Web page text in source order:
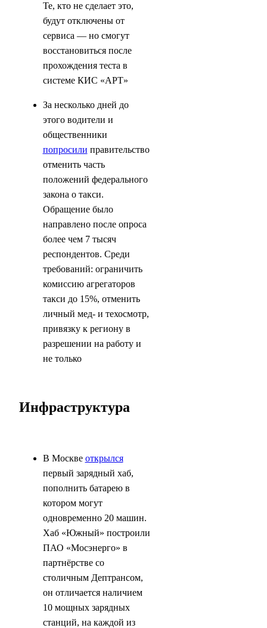
Те, кто не сделает это,
будут отключены от
сервиса — но смогут
восстановиться после
прохождения теста в
системе КИС «АРТ»
За несколько дней до
этого водители и
общественники
попросили правительство
отменить часть
положений федерального
закона о такси.
Обращение было
направлено после опроса
более чем 7 тысяч
респондентов. Среди
требований: ограничить
комиссию агрегаторов
такси до 15%, отменить
личный мед- и техосмотр,
привязку к региону в
разрешении на работу и
не только
Инфраструктура
В Москве открылся
первый зарядный хаб,
пополнить батарею в
котором могут
одновременно 20 машин.
Хаб «Южный» построили
ПАО «Мосэнерго» в
партнёрстве со
столичным Дептрансом,
он отличается наличием
10 мощных зарядных
станций, на каждой из